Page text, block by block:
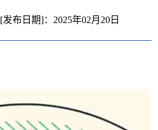
[发布日期]：2025年02月20日